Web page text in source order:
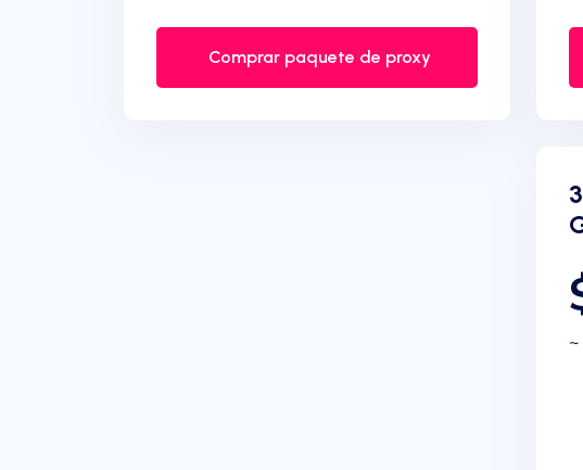
Comprar paquete de proxy